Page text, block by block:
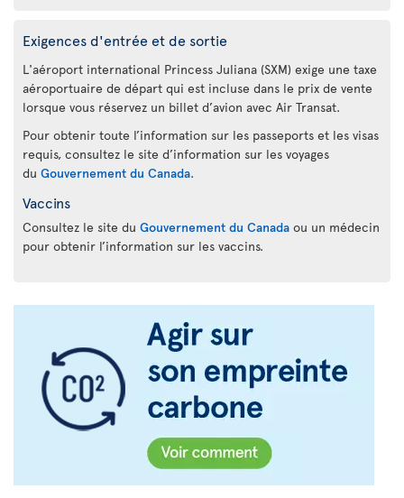
Exigences d'entrée et de sortie
L'aéroport international Princess Juliana (SXM) exige une taxe
aéroportuaire de départ qui est incluse dans le prix de vente
lorsque vous réservez un billet d’avion avec Air Transat.
Pour obtenir toute l’information sur les passeports et les visas
requis, consultez le site d’information sur les voyages
du Gouvernement du Canada.
Vaccins
Consultez le site du Gouvernement du Canada ou un médecin
pour obtenir l’information sur les vaccins.